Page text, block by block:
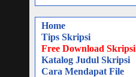
Home
Tips Skripsi
Free Download Skripsi
Katalog Judul Skripsi
Cara Mendapat File